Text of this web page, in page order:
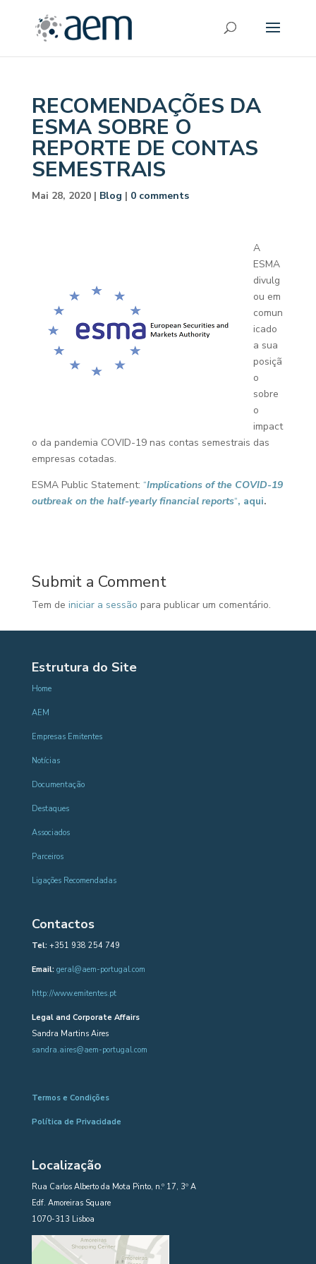
RECOMENDAÇÕES DA
ESMA SOBRE O
REPORTE DE CONTAS
SEMESTRAIS
Mai 28, 2020| Blog | 0 comments
A
ESMA
divulg
ou em
comun
icado
a sua
posiçã
o
sobre
o
impact
o da pandemia COVID-19 nas contas semestrais das
empresas cotadas.
ESMA Public Statement: “Implications of the COVID-19
outbreak on the half-yearly financial reports“, aqui.
Submit a Comment
Tem de iniciar a sessão para publicar um comentário.
Estrutura do Site
Home
AEM
Empresas Emitentes
Notícias
Documentação
Destaques
Associados
Parceiros
Ligações Recomendadas
Contactos
Tel:+351 938 254 749
Email: geral@aem-portugal.com
http://www.emitentes.pt
Legal and Corporate Affairs
Sandra Martins Aires
sandra.aires@aem-portugal.com
Termos e Condições
Política de Privacidade
Localização
Rua Carlos Alberto da Mota Pinto, n.º 17, 3º A
Edf. Amoreiras Square
1070-313 Lisboa